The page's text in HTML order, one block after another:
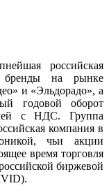
российская
бренды на рынке
и «Эльдорадо», а
годовой оборот
с НДС. Группа
компания в
чьи акции
время торговля
биржевой